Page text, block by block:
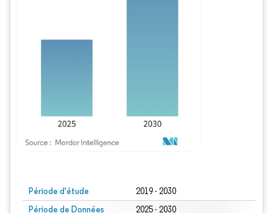
Période d'étude 2019 - 2030
Période de Données
2025 - 2030